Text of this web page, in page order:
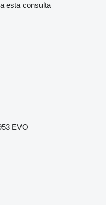
esta consulta
EVO